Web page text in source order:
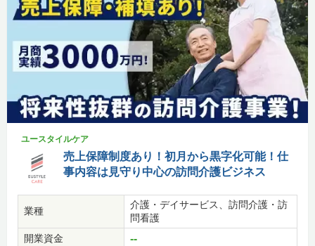
ユースタイルケア
売上保障制度あり！初月から黒字化可能！仕
事内容は見守り中心の訪問介護ビジネス
業種
介護・デイサービス、訪問介護・訪
問看護
開業資金
--